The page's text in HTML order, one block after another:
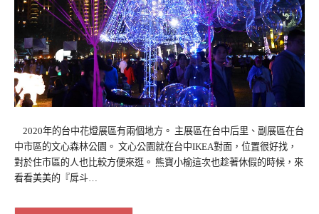
2020年的台中花燈展區有兩個地方。 主展區在台中后里、副展區在台
中市區的文心森林公園。 文心公園就在台中IKEA對面，位置很好找，
對於住市區的人也比較方便來逛。 熊寶小榆這次也趁著休假的時候，來
看看美美的『戽斗…